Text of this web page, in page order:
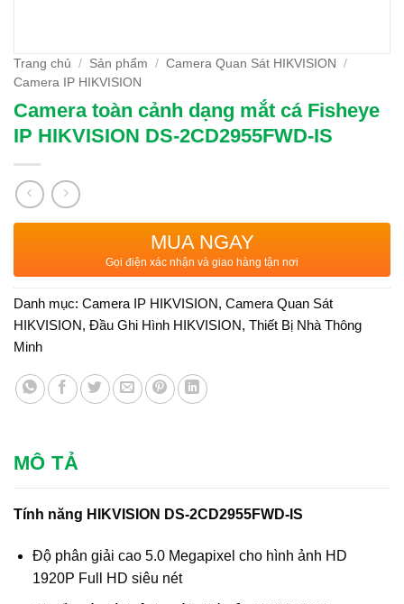
Trang chủ / Sản phẩm / Camera Quan Sát HIKVISION
/
Camera IP HIKVISION
Camera toàn cảnh dạng mắt cá Fisheye
IP HIKVISION DS-2CD2955FWD-IS
MUA NGAY
Gọi điện xác nhận và giao hàng tận nơi
Danh mục: Camera IP HIKVISION, Camera Quan Sát
HIKVISION, Đầu Ghi Hình HIKVISION, Thiết Bị Nhà Thông
Minh
MÔ TẢ
Tính năng HIKVISION DS-2CD2955FWD-IS
Độ phân giải cao 5.0 Megapixel cho hình ảnh HD
1920P Full HD siêu nét